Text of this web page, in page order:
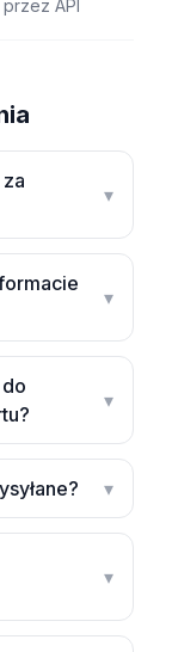
API
▾
▾
▾
▾
▾